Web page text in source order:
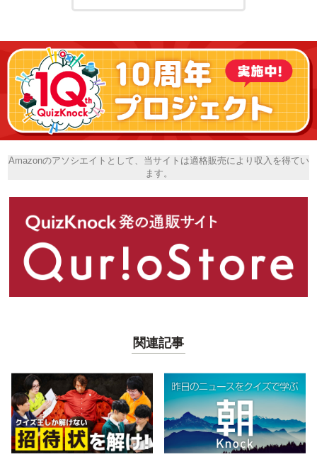
Amazonのアソシエイトとして、当サイトは適格販売により収入を得てい
ます。
関連記事